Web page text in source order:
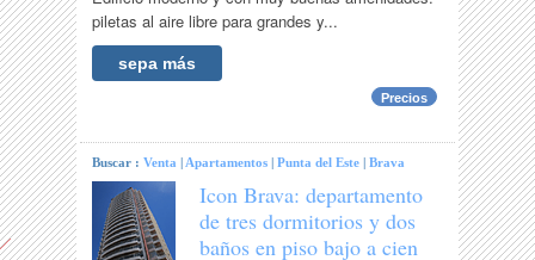
piletas al aire libre para grandes y...
sepa más
Precios
Buscar :Venta |Apartamentos |Punta del Este |Brava
Icon Brava: departamento
de tres dormitorios y dos
baños en piso bajo a cien